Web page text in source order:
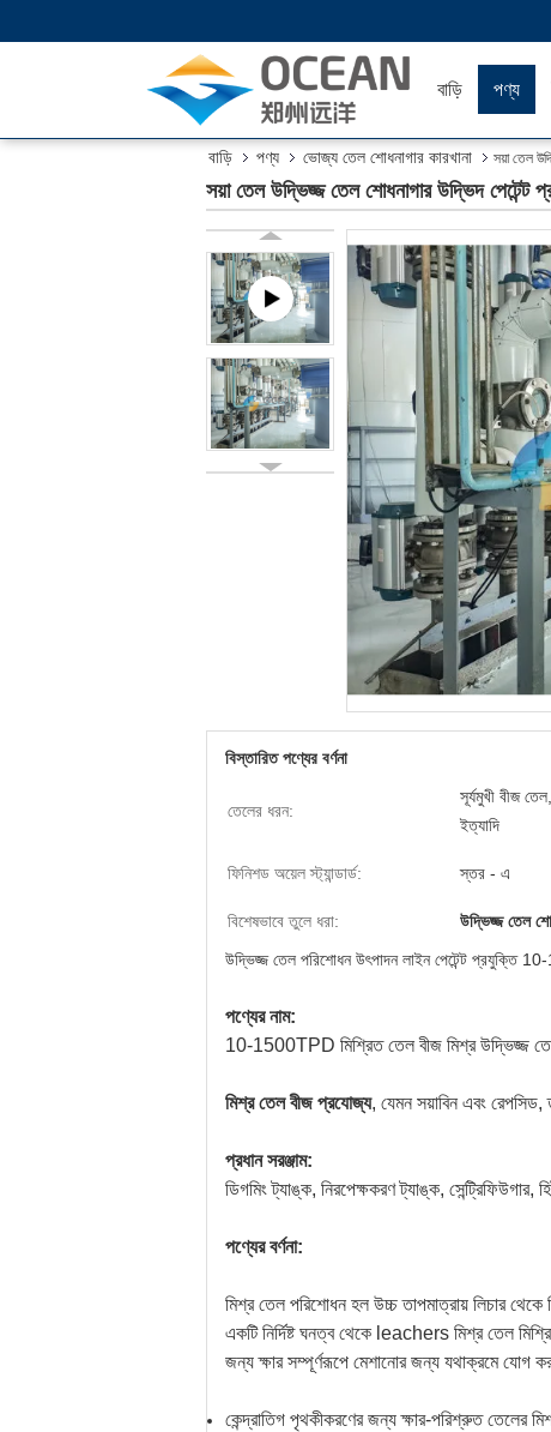
বাড়ি পণ্য
বাড়ি পণ্য ভোজ্য তেল শোধনাগার কারখানা সয়া তেল
সয়া তেল উদ্ভিজ্জ তেল শোধনাগার উদ্ভিদ
বিস্তারিত পণ্যের বর্ণনা
তেলের ধরন:
সূর্যমুখী বীজ
ইত্যাদি
ফিনিশড অয়েল স্ট্যান্ডার্ড: স্তর - এ
বিশেষভাবে তুলে ধরা: উদ্ভিজ্জ তেল
উদ্ভিজ্জ তেল পরিশোধন উৎপাদন লাইন পেটেন্ট প্রযুক্তি
পণ্যের নাম:
10-1500TPD মিশ্রিত তেল বীজ মিশ্র উদ্ভিজ্জ
মিশ্র তেল বীজ প্রযোজ্য, যেমন সয়াবিন এবং রেপসিড,
প্রধান সরঞ্জাম:
ডিগমিং ট্যাঙ্ক, নিরপেক্ষকরণ ট্যাঙ্ক, সেন্ট্রিফিউগার,
পণ্যের বর্ণনা:
মিশ্র তেল পরিশোধন হল উচ্চ তাপমাত্রায় লিচার
একটি নির্দিষ্ট ঘনত্ব থেকে leachers মিশ্র তেল
জন্য ক্ষার সম্পূর্ণরূপে মেশানোর জন্য যথাক্রমে যোগ
কেন্দ্রাতিগ পৃথকীকরণের জন্য ক্ষার-পরিশ্রুত তেলের